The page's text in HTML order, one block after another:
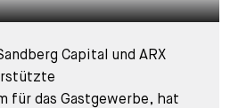
Capital und ARX
für das Gastgewerbe, hat